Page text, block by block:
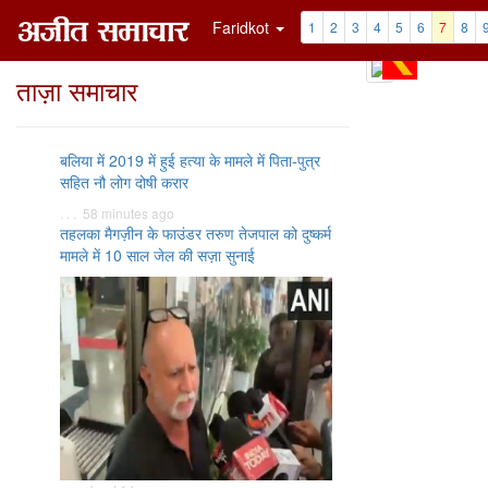
Faridkot 1 2 3 4 5 6 7 8 9
ताज़ा समाचार
बलिया में 2019 में हुई हत्या के मामले में पिता-पुत्र
सहित नौ लोग दोषी करार
. . . 58 minutes ago
तहलका मैगज़ीन के फाउंडर तरुण तेजपाल को दुष्कर्म
मामले में 10 साल जेल की सज़ा सुनाई